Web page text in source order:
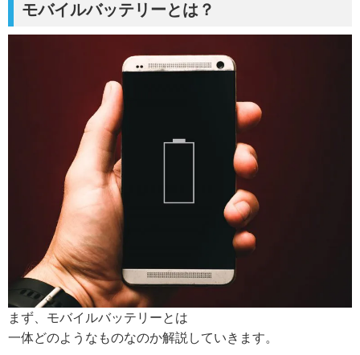
モバイルバッテリーとは？
まず、モバイルバッテリーとは
一体どのようなものなのか解説していきます。